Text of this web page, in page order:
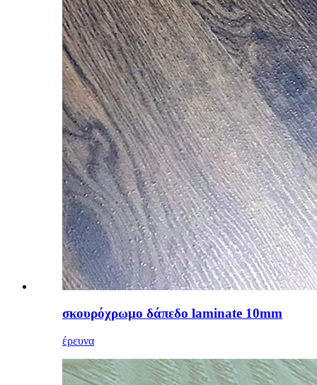
σκουρόχρωμο δάπεδο laminate 10mm
έρευνα